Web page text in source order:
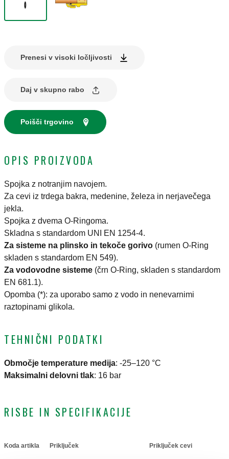
Prenesi v visoki ločljivosti
Daj v skupno rabo
Poišči trgovino
OPIS PROIZVODA
Spojka z notranjim navojem.
Za cevi iz trdega bakra, medenine, železa in nerjavečega
jekla.
Spojka z dvema O-Ringoma.
Skladna s standardom UNI EN 1254-4.
Za sisteme na plinsko in tekoče gorivo (rumen O-Ring
skladen s standardom EN 549).
Za vodovodne sisteme (črn O-Ring, skladen s standardom
EN 681.1).
Opomba (*): za uporabo samo z vodo in nenevarnimi
raztopinami glikola.
TEHNIČNI PODATKI
Območje temperature medija: -25–120 °C
Maksimalni delovni tlak: 16 bar
RISBE IN SPECIFIKACIJE
Koda artikla Priključek Priključek cevi